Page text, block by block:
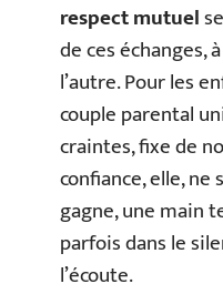
respect mutuel
de ces échanges,
l’autre. Pour les
couple parental
craintes, fixe de
confiance, elle, ne
gagne, une main
parfois dans le
l’écoute.